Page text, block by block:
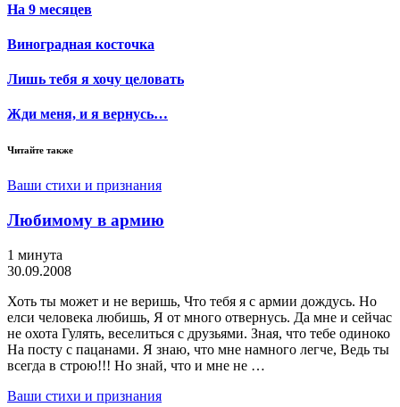
На 9 месяцев
Виноградная косточка
Лишь тебя я хочу целовать
Жди меня, и я вернусь…
Читайте также
Ваши стихи и признания
Любимому в армию
1 минута
30.09.2008
Хоть ты может и не веришь, Что тебя я с армии дождусь. Но
елси человека любишь, Я от много отвернусь. Да мне и сейчас
не охота Гулять, веселиться с друзьями. Зная, что тебе одиноко
На посту с пацанами. Я знаю, что мне намного легче, Ведь ты
всегда в строю!!! Но знай, что и мне не …
Ваши стихи и признания